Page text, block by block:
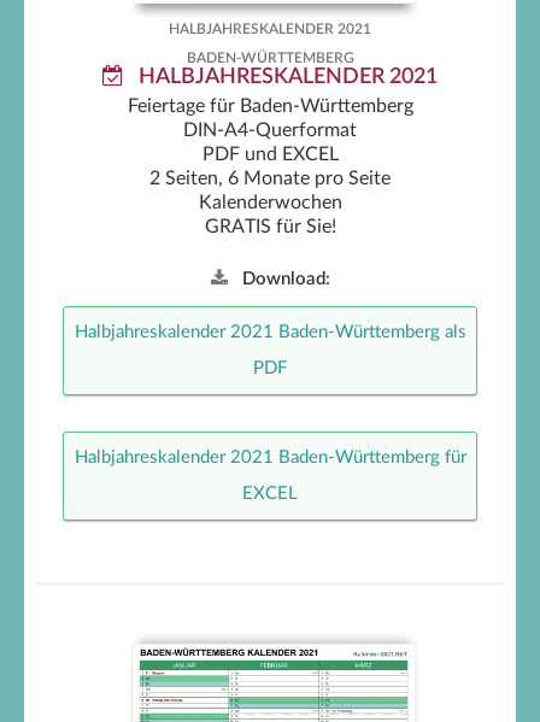
HALBJAHRESKALENDER 2021
BADEN-WÜRTTEMBERG
HALBJAHRESKALENDER 2021
Feiertage für Baden-Württemberg
DIN-A4-Querformat
PDF und EXCEL
2 Seiten, 6 Monate pro Seite
Kalenderwochen
GRATIS für Sie!
Download:
Halbjahreskalender 2021 Baden-Württemberg als
PDF
Halbjahreskalender 2021 Baden-Württemberg für
EXCEL
Baden-Württemberg